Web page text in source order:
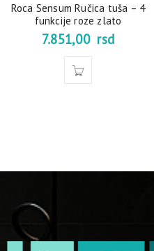
Roca Sensum Ručica tuša – 4
funkcije roze zlato
7.851,00 rsd